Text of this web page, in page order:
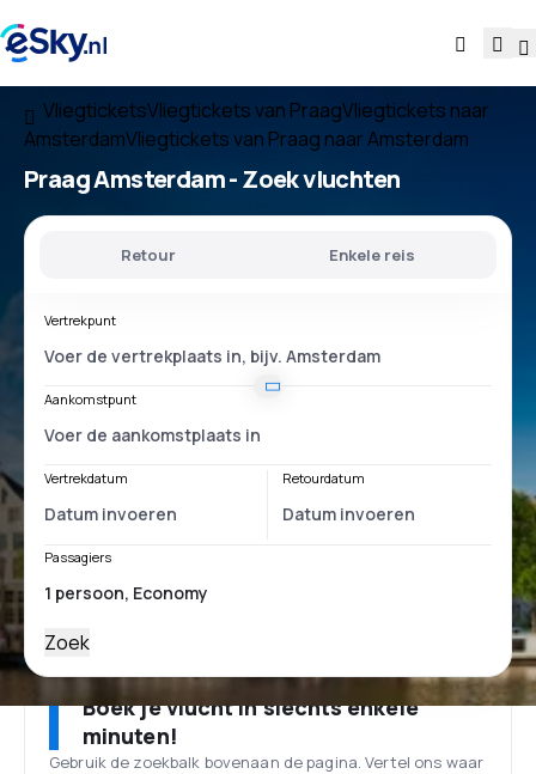
VliegticketsVliegtickets van PraagVliegtickets naar
AmsterdamVliegtickets van Praag naar Amsterdam
Praag Amsterdam- Zoek vluchten
Retour Enkele reis
Vertrekpunt
Aankomstpunt
Vertrekdatum Retourdatum
Passagiers
Zoek
Boek je vlucht in slechts enkele
minuten!
Gebruik de zoekbalk bovenaan de pagina. Vertel ons waar